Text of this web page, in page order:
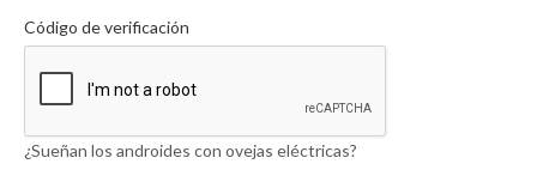
Código de verificación
¿Sueñan los androides con ovejas eléctricas?